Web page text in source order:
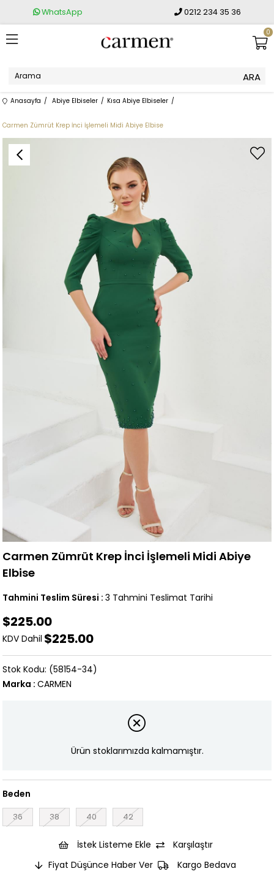
WhatsApp 0212 234 35 36
0
Anasayfa Abiye Elbiseler Kısa Abiye Elbiseler
Carmen Zümrüt Krep İnci İşlemeli Midi Abiye Elbise
Carmen Zümrüt Krep İnci İşlemeli Midi Abiye
Elbise
Tahmini Teslim Süresi : 3 Tahmini Teslimat Tarihi
$225.00
KDV Dahil $225.00
(58154-34)
Marka : CARMEN
Ürün stoklarımızda kalmamıştır.
Beden
36 38 40 42
İstek Listeme Ekle
Karşılaştır
Fiyat Düşünce Haber Ver
Kargo Bedava